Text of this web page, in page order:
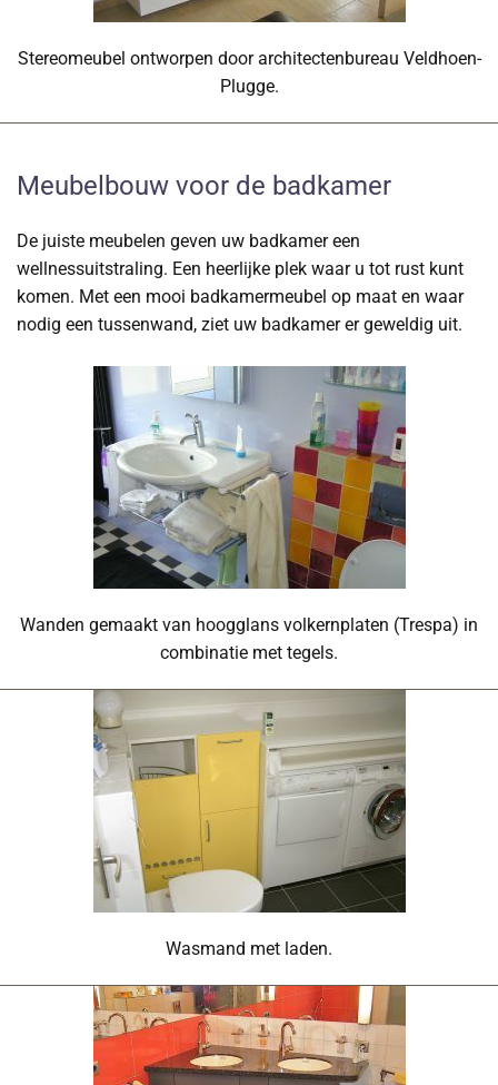
Stereomeubel ontworpen door architectenbureau Veldhoen-
Plugge.
Meubelbouw voor de badkamer
De juiste meubelen geven uw badkamer een
wellnessuitstraling. Een heerlijke plek waar u tot rust kunt
komen. Met een mooi badkamermeubel op maat en waar
nodig een tussenwand, ziet uw badkamer er geweldig uit.
Wanden gemaakt van hoogglans volkernplaten (Trespa) in
combinatie met tegels.
Wasmand met laden.